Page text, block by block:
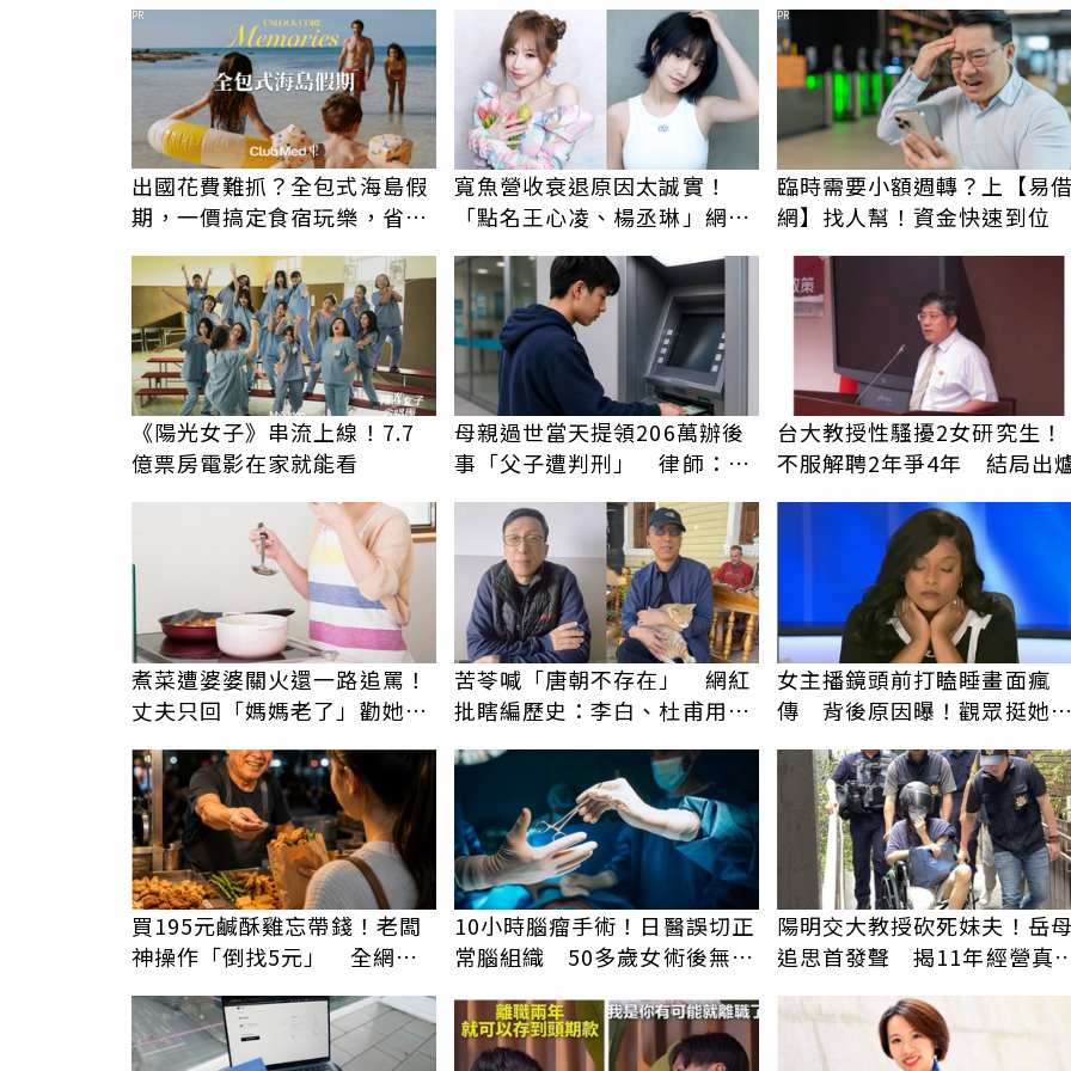
出國花費難抓？全包式海島假
期，一價搞定食宿玩樂，省錢
PR
寬魚營收衰退原因太誠實！
「點名王心凌、楊丞琳」網笑
臨時需要小額週轉？上【易
網】找人幫！資金快速到位
PR
《陽光女子》串流上線！7.7
億票房電影在家就能看
母親過世當天提領206萬辦後
事「父子遭判刑」 律師：搶
錢先下手是罪
台大教授性騷擾2女研究生！
不服解聘2年爭4年 結局出
煮菜遭婆婆關火還一路追罵！
丈夫只回「媽媽老了」勸她別
苦苓喊「唐朝不存在」 網紅
批瞎編歷史：李白、杜甫用鮮
女主播鏡頭前打瞌睡畫面瘋
傳 背後原因曝！觀眾挺她
買195元鹹酥雞忘帶錢！老闆
神操作「倒找5元」 全網看
10小時腦瘤手術！日醫誤切正
常腦組織 50多歲女術後無法
陽明交大教授砍死妹夫！岳
追思首發聲 揭11年經營真